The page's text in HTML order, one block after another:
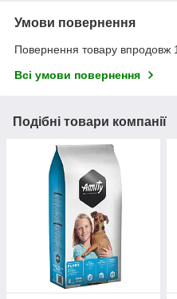
Умови повернення
Повернення товару впродовж
Всі умови повернення
Подібні товари компанії